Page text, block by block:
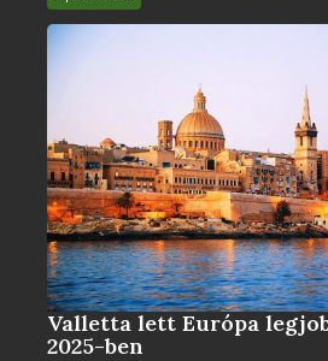
Valletta lett Európa
2025-ben